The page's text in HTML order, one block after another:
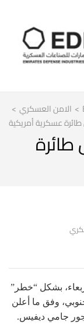
> الامن العسكري >
عسكرية أمريكية
بشكل “خطر”
وفق ما أعلن
جامي ديفيس.